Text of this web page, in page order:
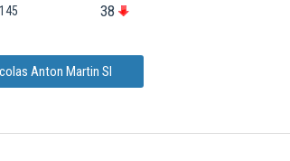
38
Anton Martin Sl